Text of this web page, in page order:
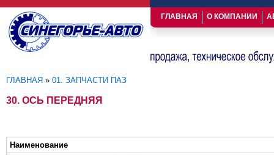
ГЛАВНАЯ О КОМПАНИИ
ГЛАВНАЯ » 01. ЗАПЧАСТИ ПАЗ
30. ОСЬ ПЕРЕДНЯЯ
Наименование